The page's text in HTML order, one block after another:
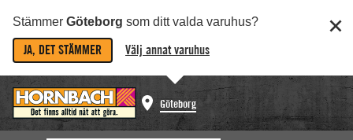
Stämmer Göteborg som ditt valda varuhus?
JA, DET STÄMMER Välj annat varuhus
Göteborg